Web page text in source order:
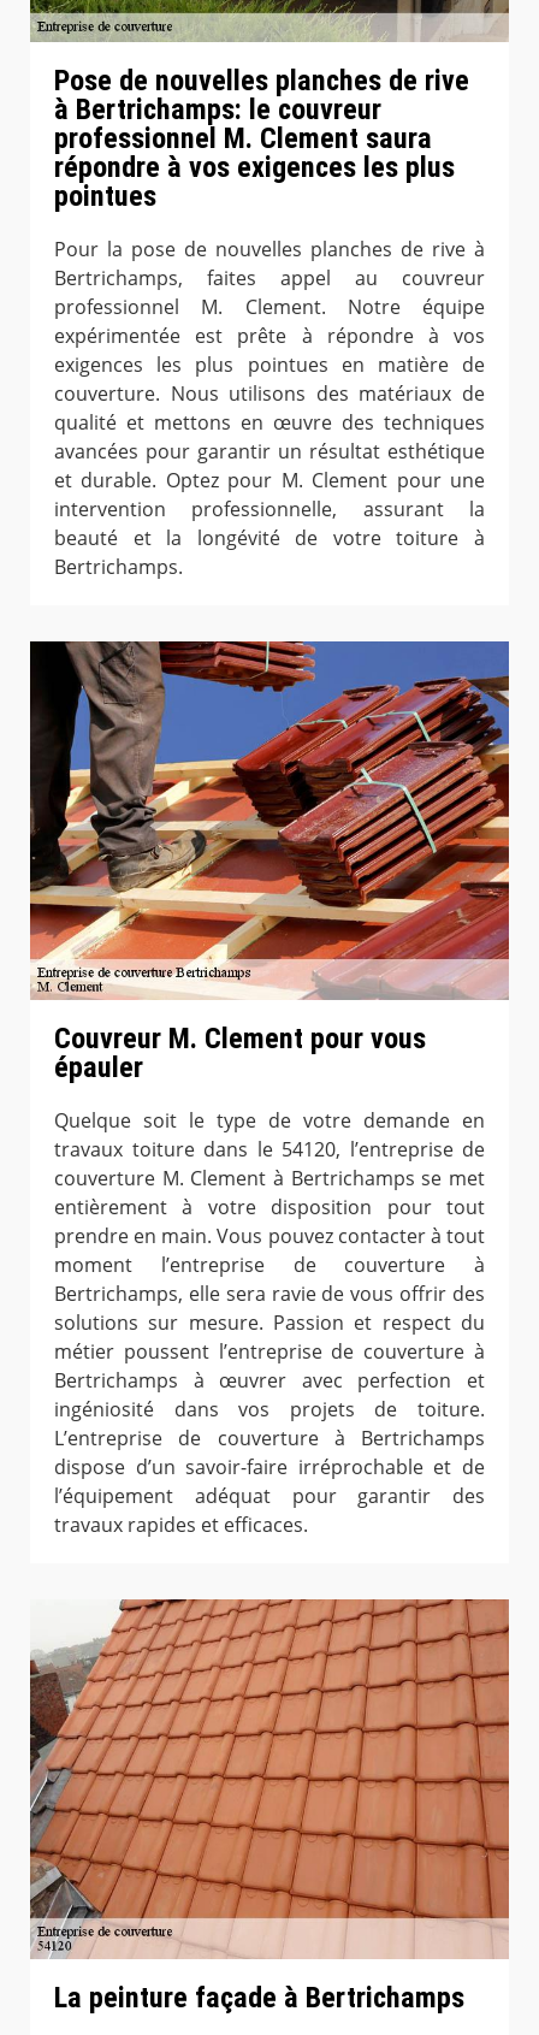
Pose de nouvelles planches de rive
à Bertrichamps: le couvreur
professionnel M. Clement saura
répondre à vos exigences les plus
pointues
Pour la pose de nouvelles planches de rive à
Bertrichamps, faites appel au couvreur
professionnel M. Clement. Notre équipe
expérimentée est prête à répondre à vos
exigences les plus pointues en matière de
couverture. Nous utilisons des matériaux de
qualité et mettons en œuvre des techniques
avancées pour garantir un résultat esthétique
et durable. Optez pour M. Clement pour une
intervention professionnelle, assurant la
beauté et la longévité de votre toiture à
Bertrichamps.
Couvreur M. Clement pour vous
épauler
Quelque soit le type de votre demande en
travaux toiture dans le 54120, l’entreprise de
couverture M. Clement à Bertrichamps se met
entièrement à votre disposition pour tout
prendre en main. Vous pouvez contacter à tout
moment l’entreprise de couverture à
Bertrichamps, elle sera ravie de vous offrir des
solutions sur mesure. Passion et respect du
métier poussent l’entreprise de couverture à
Bertrichamps à œuvrer avec perfection et
ingéniosité dans vos projets de toiture.
L’entreprise de couverture à Bertrichamps
dispose d’un savoir-faire irréprochable et de
l’équipement adéquat pour garantir des
travaux rapides et efficaces.
La peinture façade à Bertrichamps